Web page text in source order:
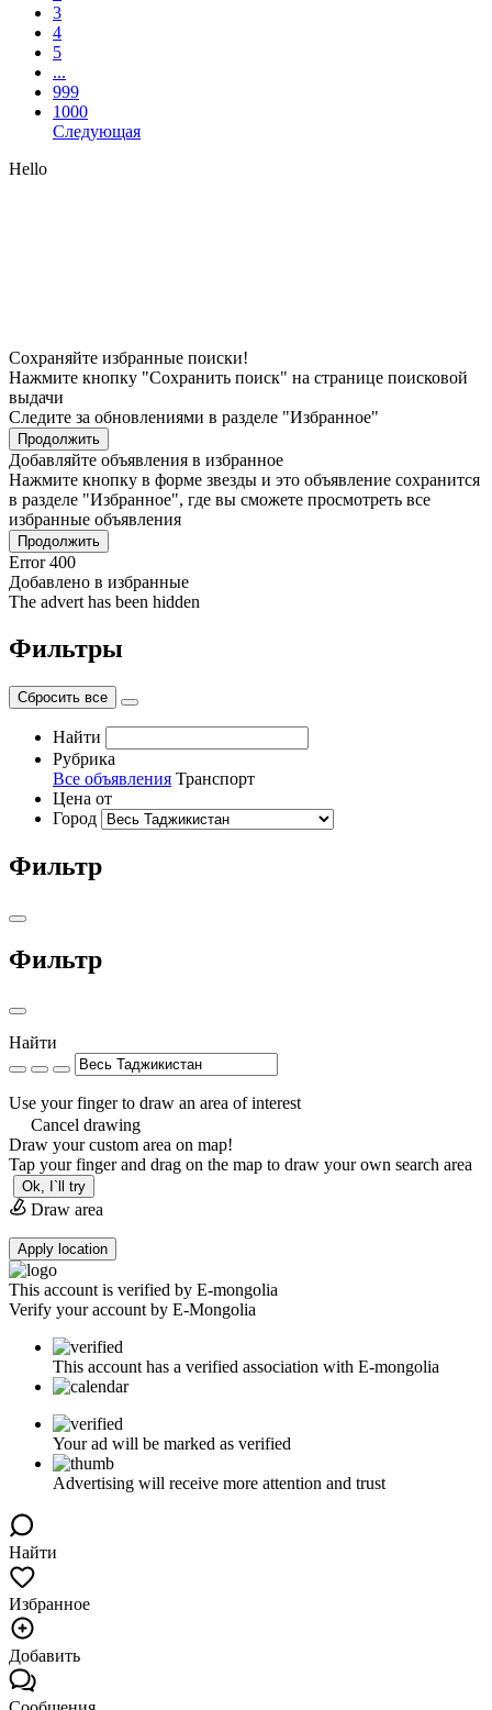
3
4
5
...
999
1000
Следующая
Hello
Сохраняйте избранные поиски!
Нажмите кнопку "Сохранить поиск" на странице поисковой
выдачи
Следите за обновлениями в разделе "Избранное"
Продолжить
Добавляйте объявления в избранное
Нажмите кнопку в форме звезды и это объявление сохранится
в разделе "Избранное", где вы сможете просмотреть все
избранные объявления
Продолжить
Error 400
Добавлено в избранные
The advert has been hidden
Фильтры
Сбросить все
Найти
Рубрика
Все объявления Транспорт
Цена от
Город
Фильтр
Фильтр
Найти
Use your finger to draw an area of interest
Cancel drawing
Draw your custom area on map!
Tap your finger and drag on the map to draw your own search area
Ok, I`ll try
Draw area
Apply location
This account is verified by E-mongolia
Verify your account by E-Mongolia
This account has a verified association with E-mongolia
Your ad will be marked as verified
Advertising will receive more attention and trust
Найти
Избранное
Добавить